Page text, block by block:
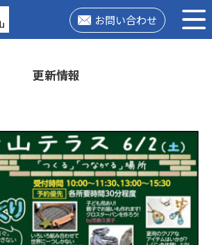
お問い合わせ
更新情報